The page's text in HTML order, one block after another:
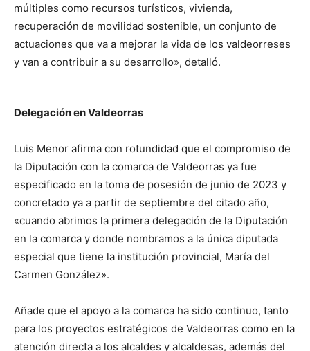
múltiples como recursos turísticos, vivienda,
recuperación de movilidad sostenible, un conjunto de
actuaciones que va a mejorar la vida de los valdeorreses
y van a contribuir a su desarrollo», detalló.
Delegación en Valdeorras
Luis Menor afirma con rotundidad que el compromiso de
la Diputación con la comarca de Valdeorras ya fue
especificado en la toma de posesión de junio de 2023 y
concretado ya a partir de septiembre del citado año,
«cuando abrimos la primera delegación de la Diputación
en la comarca y donde nombramos a la única diputada
especial que tiene la institución provincial, María del
Carmen González».
Añade que el apoyo a la comarca ha sido continuo, tanto
para los proyectos estratégicos de Valdeorras como en la
atención directa a los alcaldes y alcaldesas, además del